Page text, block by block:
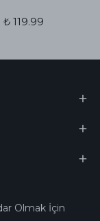
₺ 119.99
Olmak İçin